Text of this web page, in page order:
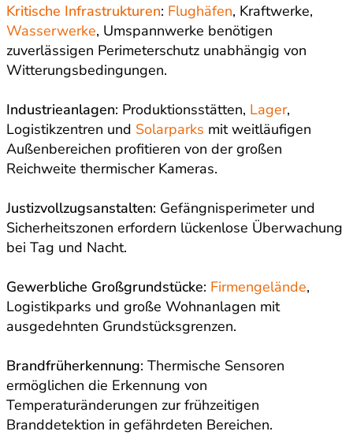
Kritische Infrastrukturen: Flughäfen, Kraftwerke,
Wasserwerke, Umspannwerke benötigen
zuverlässigen Perimeterschutz unabhängig von
Witterungsbedingungen.
Industrieanlagen: Produktionsstätten, Lager,
Logistikzentren und Solarparks mit weitläufigen
Außenbereichen profitieren von der großen
Reichweite thermischer Kameras.
Justizvollzugsanstalten: Gefängnisperimeter und
Sicherheitszonen erfordern lückenlose Überwachung
bei Tag und Nacht.
Gewerbliche Großgrundstücke: Firmengelände,
Logistikparks und große Wohnanlagen mit
ausgedehnten Grundstücksgrenzen.
Brandfrüherkennung: Thermische Sensoren
ermöglichen die Erkennung von
Temperaturänderungen zur frühzeitigen
Branddetektion in gefährdeten Bereichen.